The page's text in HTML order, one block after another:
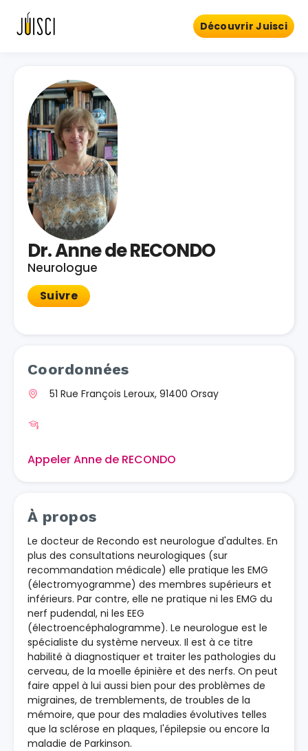
Découvrir Juisci
Dr. Anne de RECONDO
Neurologue
Suivre
Coordonnées
51 Rue François Leroux, 91400 Orsay
Appeler Anne de RECONDO
À propos
Le docteur de Recondo est neurologue d'adultes. En
plus des consultations neurologiques (sur
recommandation médicale) elle pratique les EMG
(électromyogramme) des membres supérieurs et
inférieurs. Par contre, elle ne pratique ni les EMG du
nerf pudendal, ni les EEG
(électroencéphalogramme). Le neurologue est le
spécialiste du système nerveux. Il est à ce titre
habilité à diagnostiquer et traiter les pathologies du
cerveau, de la moelle épinière et des nerfs. On peut
faire appel à lui aussi bien pour des problèmes de
migraines, de tremblements, de troubles de la
mémoire, que pour des maladies évolutives telles
que la sclérose en plaques, l'épilepsie ou encore la
maladie de Parkinson.